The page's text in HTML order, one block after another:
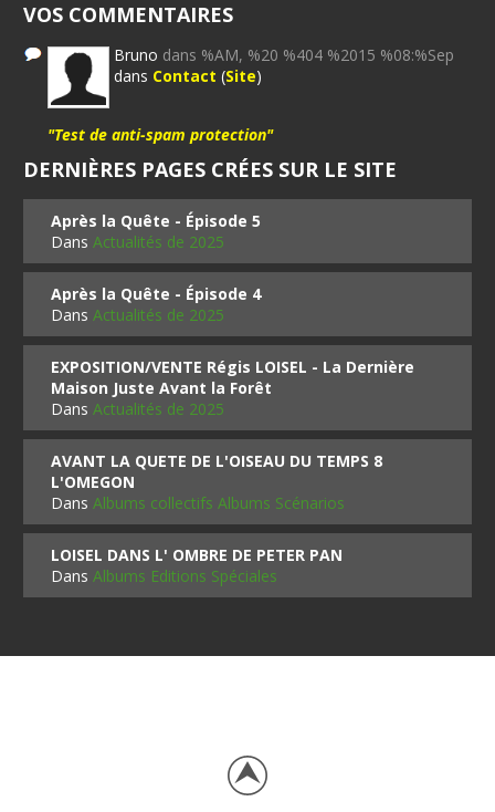
VOS COMMENTAIRES
Bruno dans %AM, %20 %404 %2015 %08:%Sep
dans Contact (Site)
"Test de anti-spam protection"
DERNIÈRES PAGES CRÉES SUR LE SITE
Après la Quête - Épisode 5
DansActualités de 2025
Après la Quête - Épisode 4
DansActualités de 2025
EXPOSITION/VENTE Régis LOISEL - La Dernière
Maison Juste Avant la Forêt
DansActualités de 2025
AVANT LA QUETE DE L'OISEAU DU TEMPS 8
L'OMEGON
DansAlbums collectifs Albums Scénarios
LOISEL DANS L' OMBRE DE PETER PAN
DansAlbums Editions Spéciales